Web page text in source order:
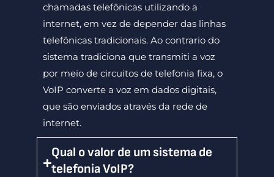
chamadas telefônicas utilizando a
internet, em vez de depender das linhas
telefônicas tradicionais. Ao contrario do
sistema tradiciona que transmiti a voz
por meio de circuitos de telefonia fixa, o
VoIP converte a voz em dados digitais,
que são enviados através da rede de
internet.
Qual o valor de um sistema de
telefonia VoIP?